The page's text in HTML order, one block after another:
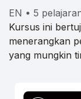
EN • 5
Kursus ini
menerangkan
yang mungkin